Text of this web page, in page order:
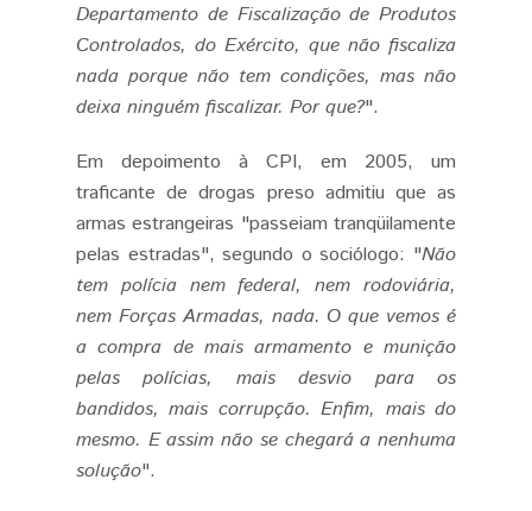
Departamento de Fiscalização de Produtos
Controlados, do Exército, que não fiscaliza
nada porque não tem condições, mas não
deixa ninguém fiscalizar. Por que?".
Em depoimento à CPI, em 2005, um
traficante de drogas preso admitiu que as
armas estrangeiras "passeiam tranqüilamente
pelas estradas", segundo o sociólogo: "Não
tem polícia nem federal, nem rodoviária,
nem Forças Armadas, nada. O que vemos é
a compra de mais armamento e munição
pelas polícias, mais desvio para os
bandidos, mais corrupção. Enfim, mais do
mesmo. E assim não se chegará a nenhuma
solução".